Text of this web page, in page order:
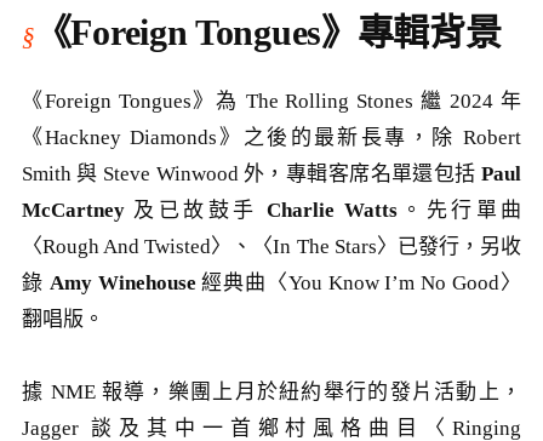
《Foreign Tongues》專輯背景
《Foreign Tongues》為 The Rolling Stones 繼 2024 年
《Hackney Diamonds》之後的最新長專，除 Robert
Smith 與 Steve Winwood 外，專輯客席名單還包括 Paul
McCartney 及已故鼓手Charlie Watts。先行單曲
〈Rough And Twisted〉、〈In The Stars〉已發行，另收
錄 Amy Winehouse 經典曲〈You Know I’m No Good〉
翻唱版。
據 NME 報導，樂團上月於紐約舉行的發片活動上，
Jagger 談及其中一首鄉村風格曲目〈Ringing